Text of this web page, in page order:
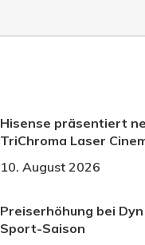
Hisense präsentiert
TriChroma Laser
10. August 2026
Preiserhöhung bei
Sport-Saison